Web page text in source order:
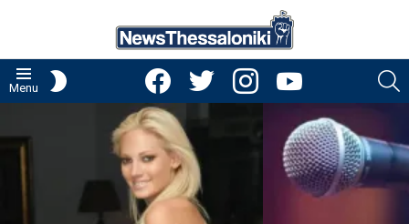
Menu
facebooktwitter instagramyoutube